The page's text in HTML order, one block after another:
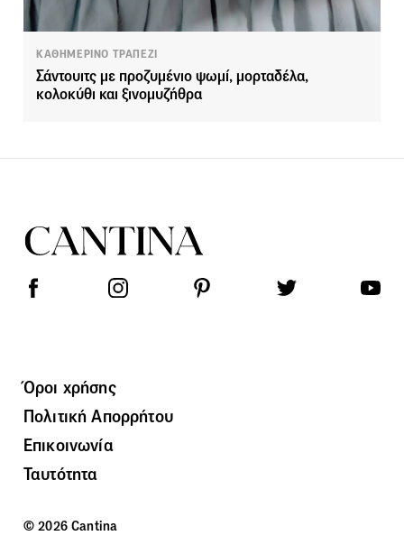
ΚΑΘΗΜΕΡΙΝΟ ΤΡΑΠΕΖΙ
Σάντουιτς με προζυμένιο ψωμί, μορταδέλα,
κολοκύθι και ξινομυζήθρα
Όροι χρήσης
Πολιτική Απορρήτου
Επικοινωνία
Ταυτότητα
© 2026 Cantina